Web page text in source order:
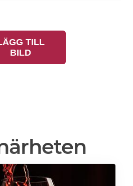
TILL
BILD